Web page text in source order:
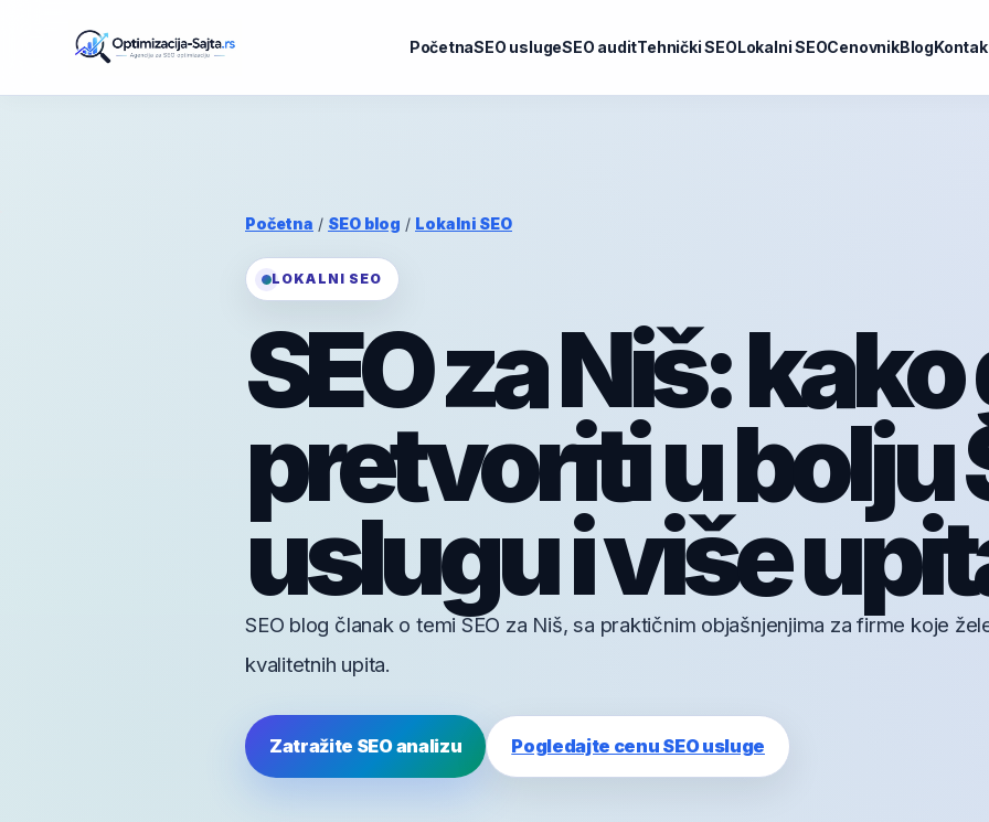
PočetnaSEO uslugeSEO auditTehnički SEOLokalni SEOCenovnikBlog
Početna / SEO blog / Lokalni SEO
LOKALNI SEO
SEO za Niš: kako
pretvoriti u bolju
uslugu i više
SEO blog članak o temi SEO za Niš, sa praktičnim objašnjenjima za firme koje
kvalitetnih upita.
Zatražite SEO analizu Pogledajte cenu SEO usluge